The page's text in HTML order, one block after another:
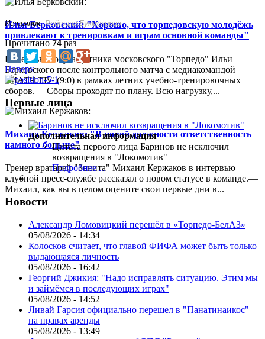
Илья Берковский: "Хорошо, что торпедовскую молодёжь
привлекают к тренировкам и играм основной команды"
Интервью полузащитника московского "Торпедо" Ильи
Берковского после контрольного матча с медиакомандой
"МАТЧ ТВ" (9:0) в рамках летних учебно-тренировочных
сборов.— Сборы проходят по плану. Всю нагрузку,...
Михаил Кержаков: "В новой должности ответственность
намного больше"
Тренер вратарей "Зенита" Михаил Кержаков в интервью
клубной пресс-службе рассказал о новом статусе в команде.—
Михаил, как вы в целом оцените свои первые дни в...
Источник:Рейтинг Букмекеров
Прочитано74раз
Наверх
Первые лица
Дополнительная информация
Цитата первого лица Баринов не исключил
возвращения в "Локомотив"
Подробнее ...
Новости
Александр Ломовицкий перешёл в «Торпедо-БелАЗ»
05/08/2026 - 14:34
Колосков считает, что главой ФИФА может быть только
выдающаяся личность
05/08/2026 - 16:42
Георгий Джикия: "Надо исправлять ситуацию. Этим мы
и займёмся в последующих играх"
05/08/2026 - 14:52
Ливай Гарсия официально перешел в "Панатинаикос"
на правах аренды
05/08/2026 - 13:49